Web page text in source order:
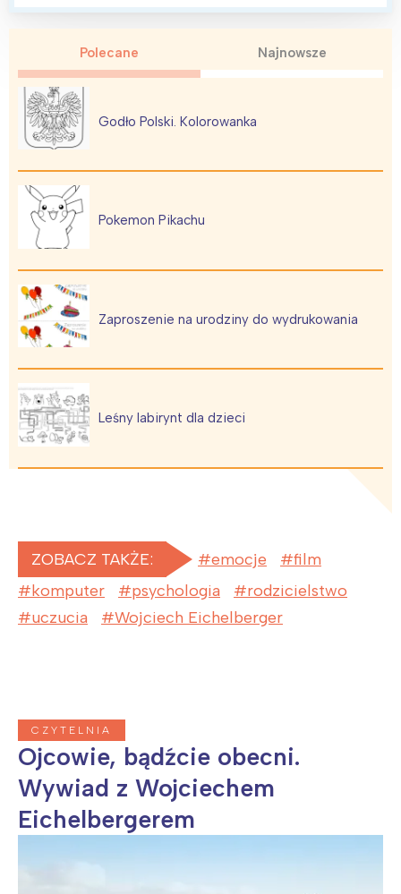
Polecane Najnowsze
Godło Polski. Kolorowanka
Pokemon Pikachu
Zaproszenie na urodziny do wydrukowania
Leśny labirynt dla dzieci
ZOBACZ TAKŻE: emocje
film
komputer
psychologia
rodzicielstwo
uczucia
Wojciech Eichelberger
CZYTELNIA
Ojcowie, bądźcie obecni.
Wywiad z Wojciechem
Eichelbergerem